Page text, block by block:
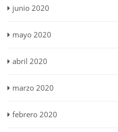
junio 2020
mayo 2020
abril 2020
marzo 2020
febrero 2020